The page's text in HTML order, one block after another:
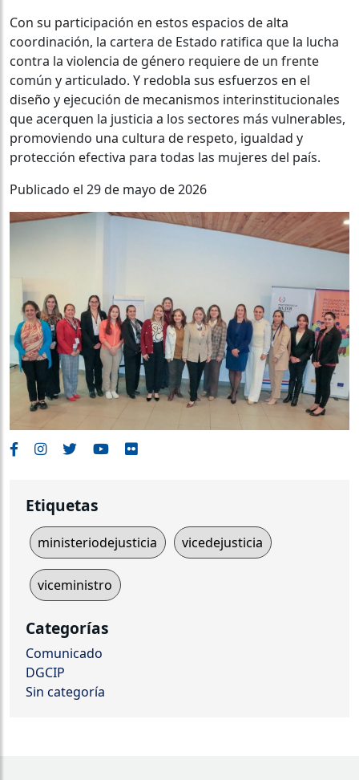
Con su participación en estos espacios de alta
coordinación, la cartera de Estado ratifica que la lucha
contra la violencia de género requiere de un frente
común y articulado. Y redobla sus esfuerzos en el
diseño y ejecución de mecanismos interinstitucionales
que acerquen la justicia a los sectores más vulnerables,
promoviendo una cultura de respeto, igualdad y
protección efectiva para todas las mujeres del país.
Publicado el 29 de mayo de 2026
Etiquetas
ministeriodejusticia vicedejusticia
viceministro
Categorías
Comunicado
DGCIP
Sin categoría